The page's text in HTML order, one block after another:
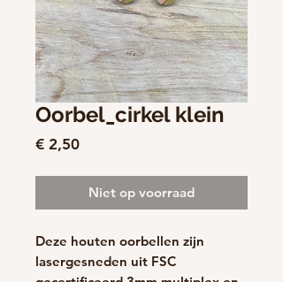
Oorbel_cirkel klein
€ 2,50Prijs
Niet op voorraad
Deze houten oorbellen zijn
lasergesneden uit FSC